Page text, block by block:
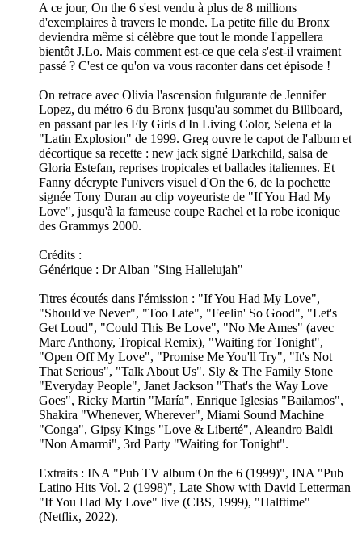
A ce jour, On the 6 s'est vendu à plus de 8 millions
d'exemplaires à travers le monde. La petite fille du Bronx
deviendra même si célèbre que tout le monde l'appellera
bientôt J.Lo. Mais comment est-ce que cela s'est-il vraiment
passé ? C'est ce qu'on va vous raconter dans cet épisode !
On retrace avec Olivia l'ascension fulgurante de Jennifer
Lopez, du métro 6 du Bronx jusqu'au sommet du Billboard,
en passant par les Fly Girls d'In Living Color, Selena et la
"Latin Explosion" de 1999. Greg ouvre le capot de l'album et
décortique sa recette : new jack signé Darkchild, salsa de
Gloria Estefan, reprises tropicales et ballades italiennes. Et
Fanny décrypte l'univers visuel d'On the 6, de la pochette
signée Tony Duran au clip voyeuriste de "If You Had My
Love", jusqu'à la fameuse coupe Rachel et la robe iconique
des Grammys 2000.
Crédits :
Générique : Dr Alban "Sing Hallelujah"
Titres écoutés dans l'émission : "If You Had My Love",
"Should've Never", "Too Late", "Feelin' So Good", "Let's
Get Loud", "Could This Be Love", "No Me Ames" (avec
Marc Anthony, Tropical Remix), "Waiting for Tonight",
"Open Off My Love", "Promise Me You'll Try", "It's Not
That Serious", "Talk About Us". Sly & The Family Stone
"Everyday People", Janet Jackson "That's the Way Love
Goes", Ricky Martin "María", Enrique Iglesias "Bailamos",
Shakira "Whenever, Wherever", Miami Sound Machine
"Conga", Gipsy Kings "Love & Liberté", Aleandro Baldi
"Non Amarmi", 3rd Party "Waiting for Tonight".
Extraits : INA "Pub TV album On the 6 (1999)", INA "Pub
Latino Hits Vol. 2 (1998)", Late Show with David Letterman
"If You Had My Love" live (CBS, 1999), "Halftime"
(Netflix, 2022).